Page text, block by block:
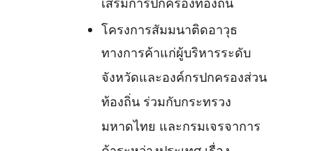
เสริมการปกครองท้องถิ่น
โครงการสัมมนาติดอาวุธ
ทางการค้าแก่ผู้บริหารระดับ
จังหวัดและองค์กรปกครองส่วน
ท้องถิ่น ร่วมกับกระทรวง
มหาดไทย และกรมเจรจาการ